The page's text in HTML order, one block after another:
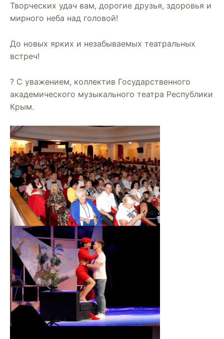
Творческих удач вам, дорогие друзья, здоровья и
мирного неба над головой!
До новых ярких и незабываемых театральных
встреч!
? С уважением, коллектив Государственного
академического музыкального театра Республики
Крым.